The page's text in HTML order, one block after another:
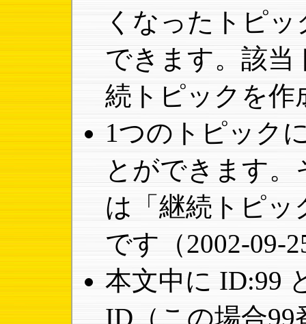
くなったトピ
できます。該当
続トピックを作
1つのトピック
とができます
は「継続トピッ
です（2002-09-
本文中に ID:99
ID（この場合